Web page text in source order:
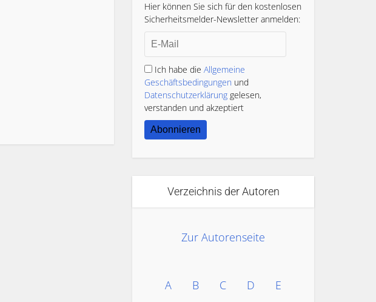
Hier können Sie sich für den kostenlosen
Sicherheitsmelder-Newsletter anmelden:
Ich habe die Allgemeine
Geschäftsbedingungen und
Datenschutzerklärung gelesen,
verstanden und akzeptiert
Abonnieren
Verzeichnis der Autoren
Zur Autorenseite
A B C D E